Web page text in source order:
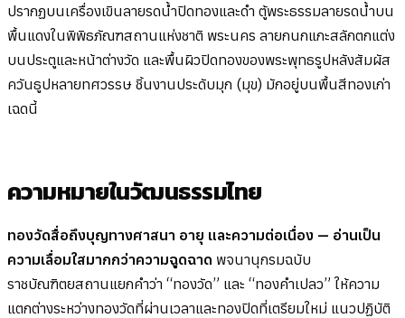
ปรากฏบนเครื่องเขินลายรดน้ำปิดทองและดำ ตู้พระธรรมลายรดน้ำบน
พื้นแดงในพิพิธภัณฑสถานแห่งชาติ พระนคร ลายกนกแกะสลักตกแต่ง
บนประตูและหน้าต่างวัด และพื้นผิวปิดทองของพระพุทธรูปหลังสัมผัส
ควันธูปหลายทศวรรษ ชิ้นงานประดับมุก (มุข) มักอยู่บนพื้นสีทองเก่า
เฉดนี้
ความหมายในวัฒนธรรมไทย
ทองวัดสื่อถึงบุญทางศาสนา อายุ และความต่อเนื่อง — อ่านเป็น
ความเลื่อมใสมากกว่าความฉูดฉาด พจนานุกรมฉบับ
ราชบัณฑิตยสถานแยกคำว่า “ทองวัด” และ “ทองคำเปลว” ให้ความ
แตกต่างระหว่างทองวัดที่ผ่านเวลาและทองปิดที่เตรียมใหม่ แนวปฏิบัติ